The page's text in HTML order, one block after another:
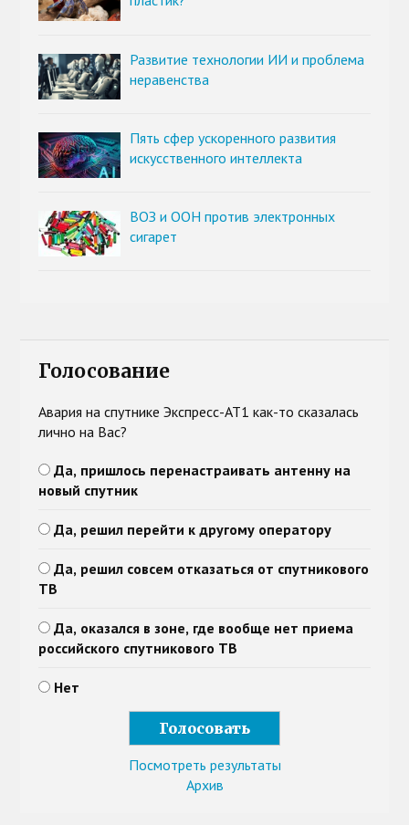
Развитие технологии ИИ и проблема
неравенства
Пять сфер ускоренного развития
искусственного интеллекта
ВОЗ и ООН против электронных
сигарет
Голосование
Авария на спутнике Экспресс-АТ1 как-то сказалась
лично на Вас?
Да, пришлось перенастраивать антенну на
новый спутник
Да, решил перейти к другому оператору
Да, решил совсем отказаться от спутникового
ТВ
Да, оказался в зоне, где вообще нет приема
российского спутникового ТВ
Нет
Посмотреть результаты
Архив